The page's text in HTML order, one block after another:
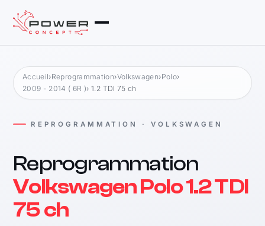
Accueil›Reprogrammation›Volkswagen›Polo›
2009 - 2014 ( 6R )› 1.2 TDI 75 ch
REPROGRAMMATION · VOLKSWAGEN
Reprogrammation
Volkswagen Polo 1.2 TDI
75 ch